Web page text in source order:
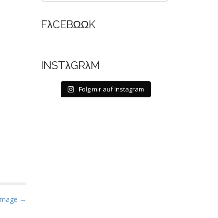
→
FλCEBΩΩK
INSTλGRλM
Folg mir auf Instagram